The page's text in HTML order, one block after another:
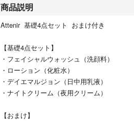
商品説明
Attenir 基礎4点セット おまけ付き
【基礎4点セット】
・フェイシャルウォッシュ（洗顔料）
・ローション（化粧水）
・デイエマルジョン（日中用乳液）
・ナイトクリーム（夜用クリーム）
【おまけ】